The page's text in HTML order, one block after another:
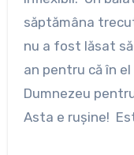
săptămâna
nu a fost lăsat
an pentru că în
Dumnezeu
Asta e ruşine!